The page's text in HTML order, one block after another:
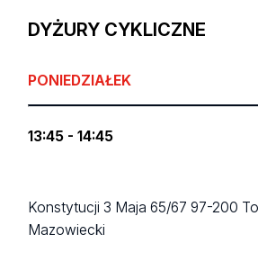
DYŻURY CYKLICZNE
PONIEDZIAŁEK
13:45 - 14:45
Konstytucji 3 Maja 65/6797-200
Mazowiecki